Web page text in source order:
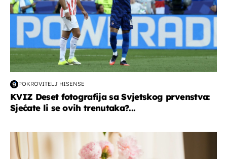
POKROVITELJ HISENSE
KVIZ Deset fotografija sa Svjetskog prvenstva:
Sjećate li se ovih trenutaka?...
moda & ljepota